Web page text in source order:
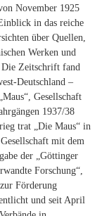
November 1925
in das reiche
über Quellen,
Werken und
Die Zeitschrift fand
Deutschland –
Gesellschaft
1937/38
trat „Die Maus“ in
mit dem
der „Göttinger
Forschung“,
Förderung
und seit April